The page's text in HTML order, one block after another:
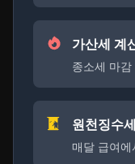
가산세 계
종소세 마
원천징수
매달 급여